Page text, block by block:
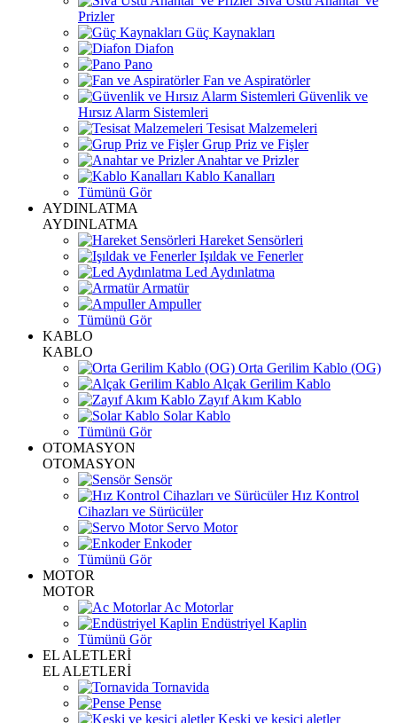
Prizler
Güç Kaynakları
Diafon
Pano
Fan ve Aspiratörler
Güvenlik ve
Hırsız Alarm Sistemleri
Tesisat Malzemeleri
Grup Priz ve Fişler
Anahtar ve Prizler
Kablo Kanalları
Tümünü Gör
AYDINLATMA
AYDINLATMA
Hareket Sensörleri
Işıldak ve Fenerler
Led Aydınlatma
Armatür
Ampuller
Tümünü Gör
KABLO
KABLO
Orta Gerilim Kablo (OG)
Alçak Gerilim Kablo
Zayıf Akım Kablo
Solar Kablo
Tümünü Gör
OTOMASYON
OTOMASYON
Sensör
Hız Kontrol
Cihazları ve Sürücüler
Servo Motor
Enkoder
Tümünü Gör
MOTOR
MOTOR
Ac Motorlar
Endüstriyel Kaplin
Tümünü Gör
EL ALETLERİ
EL ALETLERİ
Tornavida
Pense
Keski ve kesici aletler